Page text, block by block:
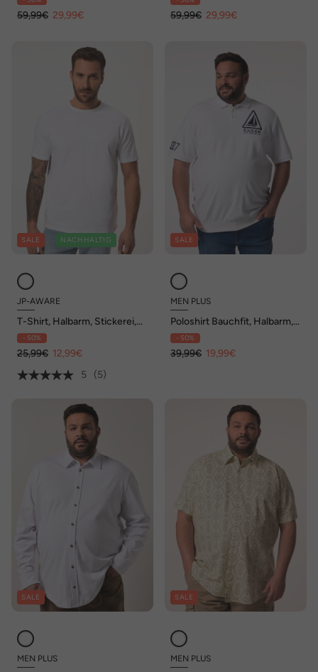
8 XL
59,99€ 29,99€
Comfort Fit, bis 8 XL
59,99€ 29,99€
SALE NACHHALTIG
JP-AWARE
T-Shirt, Halbarm, Stickerei,
GOTS zertifizierte
Biobaumwolle
- 50%
25,99€ 12,99€
5
(5)
SALE
MEN PLUS
Poloshirt Bauchfit, Halbarm,
Piqué, Prints, bis 8 XL
- 50%
39,99€ 19,99€
SALE
MEN PLUS
SALE
MEN PLUS